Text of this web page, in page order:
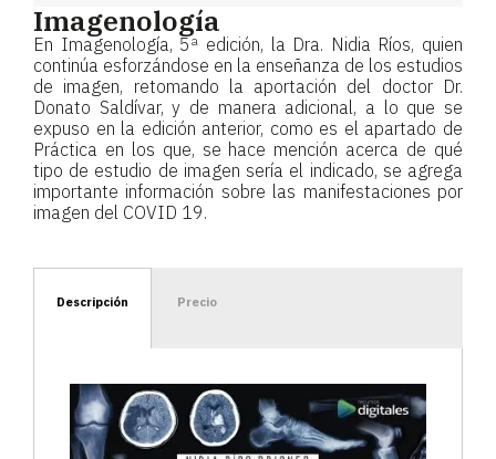
Imagenología
En Imagenología, 5ª edición, la Dra. Nidia Ríos, quien
continúa esforzándose en la enseñanza de los estudios
de imagen, retomando la aportación del doctor Dr.
Donato Saldívar, y de manera adicional, a lo que se
expuso en la edición anterior, como es el apartado de
Práctica en los que, se hace mención acerca de qué
tipo de estudio de imagen sería el indicado, se agrega
importante información sobre las manifestaciones por
imagen del COVID 19.
Descripción Precio